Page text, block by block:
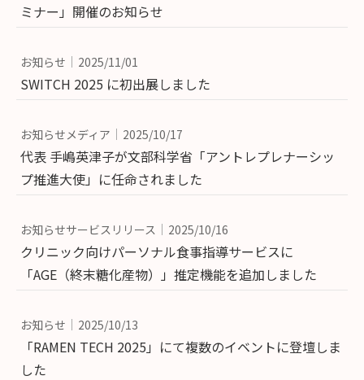
ミナー」開催のお知らせ
お知らせ 2025/11/01
SWITCH 2025 に初出展しました
お知らせメディア 2025/10/17
代表 手嶋英津子が文部科学省「アントレプレナーシッ
プ推進大使」に任命されました
お知らせサービスリリース 2025/10/16
クリニック向けパーソナル食事指導サービスに
「AGE（終末糖化産物）」推定機能を追加しました
お知らせ 2025/10/13
「RAMEN TECH 2025」にて複数のイベントに登壇しま
した